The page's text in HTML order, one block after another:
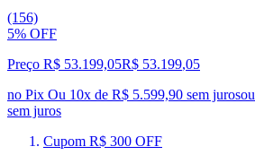
(156)
5% OFF
Preço R$ 53.199,05R$ 53.199,05
no Pix Ou 10x de R$ 5.599,90 sem jurosou
sem juros
Cupom R$ 300 OFF